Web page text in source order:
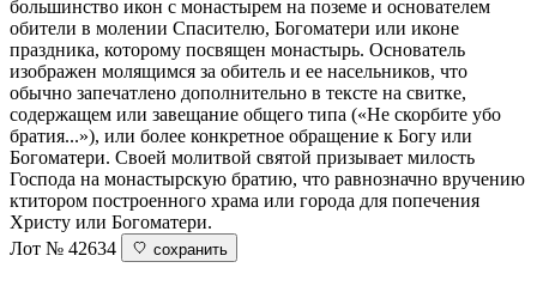
большинство икон с монастырем на поземе и основателем
обители в молении Спасителю, Богоматери или иконе
праздника, которому посвящен монастырь. Основатель
изображен молящимся за обитель и ее насельников, что
обычно запечатлено дополнительно в тексте на свитке,
содержащем или за­вещание общего типа («Не скорбите убо
братия...»), или более конкретное обращение к Богу или
Богоматери. Своей молитвой святой призывает милость
Господа на монастырскую братию, что равнозначно вручению
ктитором построенного храма или города для попечения
Христу или Богоматери.
Лот № 42634
сохранить